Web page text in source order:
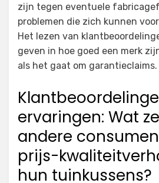
zijn tegen eventuele
problemen die zich kunnen
Het lezen van
geven in hoe goed een merk
als het gaat om garantieclaims.
ervaringen: Wat
andere
prijs-
hun tuinkussens?